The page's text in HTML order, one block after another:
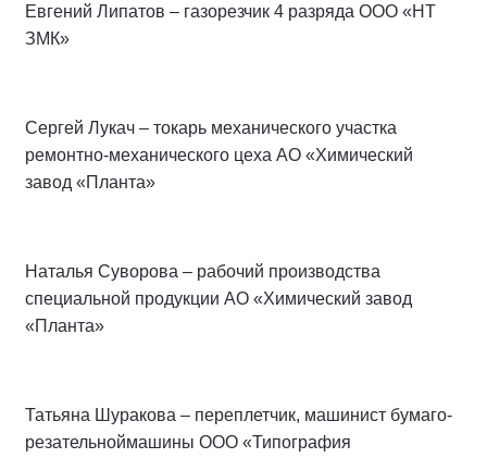
Евгений Липатов – газорезчик 4 разряда ООО «НТ
ЗМК»
Сергей Лукач – токарь механического участка
ремонтно-механического цеха АО «Химический
завод «Планта»
Наталья Суворова – рабочий производства
специальной продукции АО «Химический завод
«Планта»
Татьяна Шуракова – переплетчик, машинист бумаго-
резательноймашины ООО «Типография